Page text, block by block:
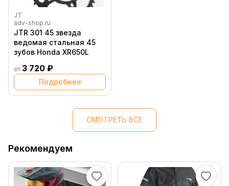
JT
adv-shop.ru
JTR 301 45 звезда
ведомая стальная 45
зубов Honda XR650L
от 3 720 ₽
Подробнее
СМОТРЕТЬ ВСЕ
Рекомендуем